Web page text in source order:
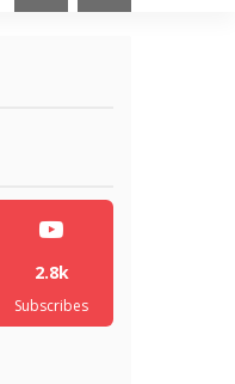
2.8k
Subscribes